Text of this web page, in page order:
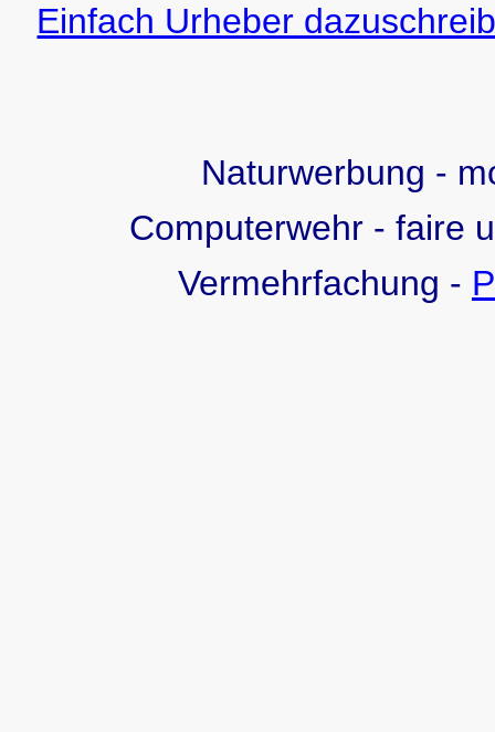
Einfach Urheber
Naturwerbung -
Computerwehr - faire
Vermehrfachung -